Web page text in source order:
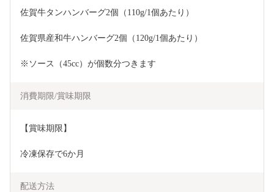
佐賀牛タンハンバーグ2個（110g/1個あたり）
佐賀県産和牛ハンバーグ2個（120g/1個あたり）
※ソース（45cc）が個数分つきます
消費期限/賞味期限
【賞味期限】
冷凍保存で6か月
配送方法